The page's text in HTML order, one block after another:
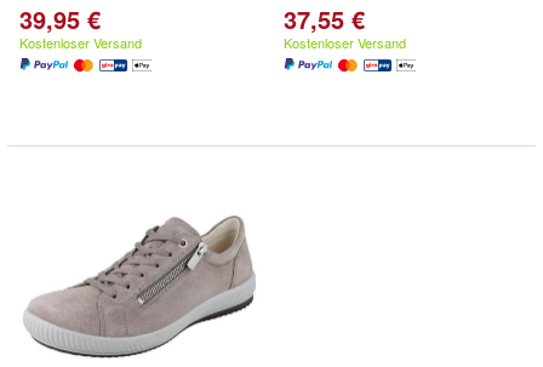
39,95 €
Kostenloser Versand
37,55 €
Kostenloser Versand